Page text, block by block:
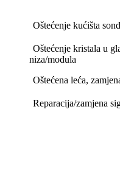
Oštećenje kućišta
Oštećenje kristala u
niza/modula
Oštećena leća,
Reparacija/zamjena